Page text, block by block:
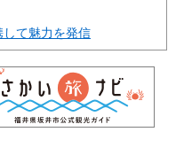
て魅力を発信